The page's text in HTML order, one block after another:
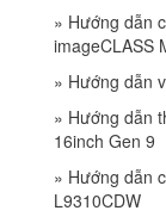
» Hướng dẫn
imageCLASS
» Hướng dẫn
» Hướng dẫn
16inch Gen 9
» Hướng dẫn
L9310CDW